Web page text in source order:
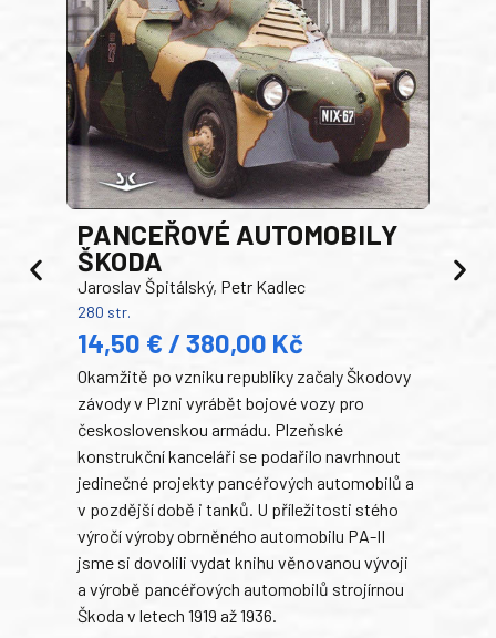
PANCEŘOVÉ AUTOMOBILY
ŠKODA
Jaroslav Špitálský, Petr Kadlec
280 str.
14,50 € / 380,00 Kč
Okamžitě po vzniku republiky začaly Škodovy
závody v Plzni vyrábět bojové vozy pro
československou armádu. Plzeňské
konstrukční kanceláři se podařilo navrhnout
jedinečné projekty pancéřových automobilů a
v pozdější době i tanků. U příležitosti stého
výročí výroby obrněného automobilu PA-II
jsme si dovolili vydat knihu věnovanou vývoji
a výrobě pancéřových automobilů strojírnou
Škoda v letech 1919 až 1936.